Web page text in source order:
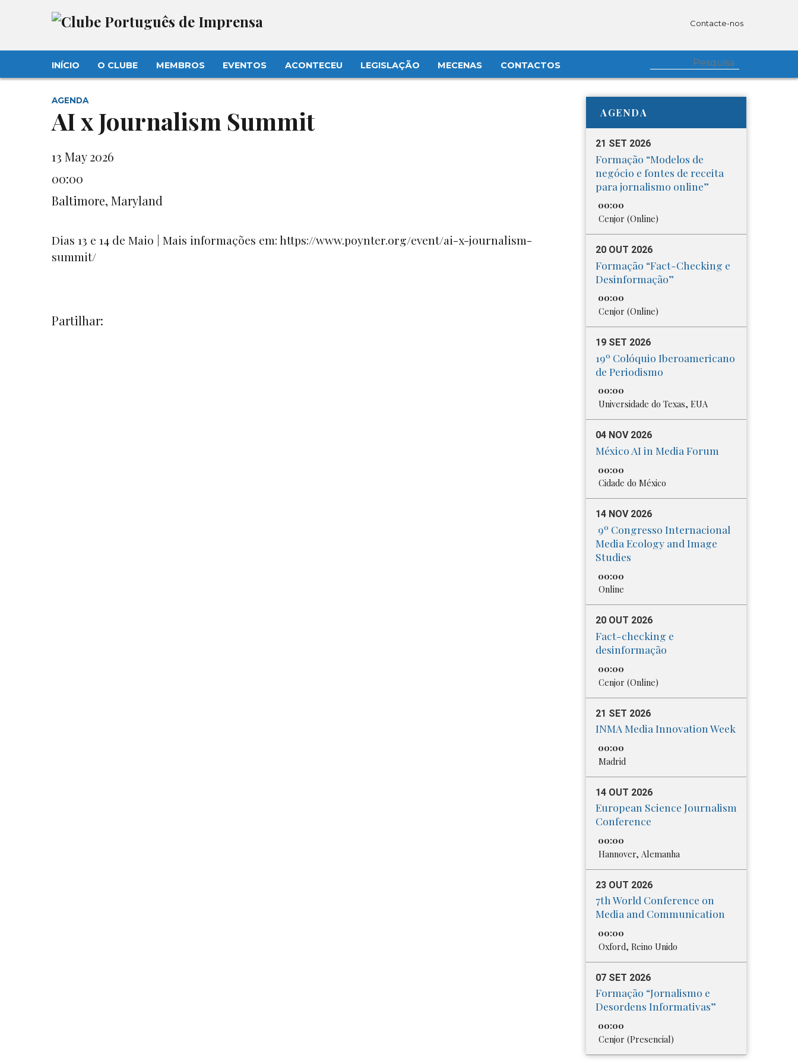
Contacte-nos
INÍCIO O CLUBE MEMBROS EVENTOS ACONTECEU LEGISLAÇÃO MECENAS CONTACTOS
AGENDA
AI x Journalism Summit
13 May 2026
00:00
Baltimore, Maryland
Dias 13 e 14 de Maio | Mais informações em: https://www.poynter.org/event/ai-x-journalism-
summit/
Partilhar:
AGENDA
21 SET 2026
Formação “Modelos de
negócio e fontes de receita
para jornalismo online”
00:00
Cenjor (Online)
20 OUT 2026
Formação “Fact-Checking e
Desinformação”
00:00
Cenjor (Online)
19 SET 2026
19º Colóquio Iberoamericano
de Periodismo
00:00
Universidade do Texas, EUA
04 NOV 2026
México AI in Media Forum
00:00
Cidade do México
14 NOV 2026
9º Congresso Internacional
Media​ Ecology and Image
Studies
00:00
Online
20 OUT 2026
Fact-checking e
desinformação
00:00
Cenjor (Online)
21 SET 2026
INMA Media Innovation Week
00:00
Madrid
14 OUT 2026
European Science Journalism
Conference
00:00
Hannover, Alemanha
23 OUT 2026
7th World Conference on
Media and Communication
00:00
Oxford, Reino Unido
07 SET 2026
Formação “Jornalismo e
Desordens Informativas”
00:00
Cenjor (Presencial)